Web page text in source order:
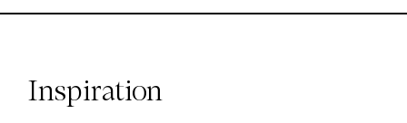
Inspiration